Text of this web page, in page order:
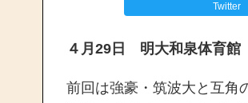
Twitter
４月29日 明大和泉体育館
前回は強豪・筑波大と互角